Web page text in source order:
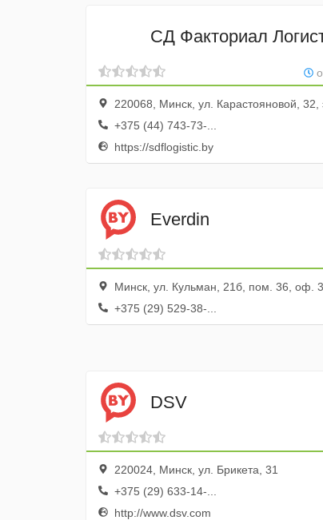
СД Факториал
220068, Минск, ул. Карастояновой, 32, эт. 4,
+375 (44) 743-73-...
https://sdflogistic.by
Everdin
Минск, ул. Кульман, 21б, пом. 36, оф. 3
+375 (29) 529-38-...
DSV
220024, Минск, ул. Брикета, 31
+375 (29) 633-14-...
http://www.dsv.com